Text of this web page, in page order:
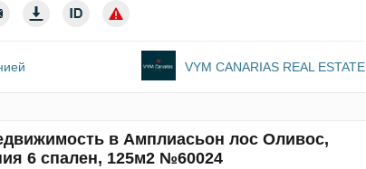
VYM CANARIAS REAL ESTATE
в Амплиасьон лос Оливос,
6 спален, 125м2 №60024